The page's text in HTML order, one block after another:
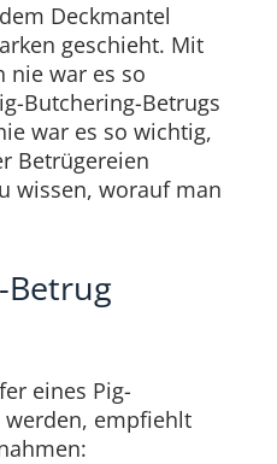
Deckmantel
geschieht. Mit
nie war es so
Butchering-Betrugs
war es so wichtig,
Betrügereien
wissen, worauf man
Betrug
eines Pig-
werden, empfiehlt